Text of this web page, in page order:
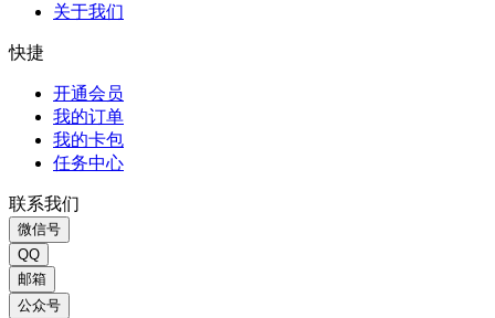
关于我们
快捷
开通会员
我的订单
我的卡包
任务中心
联系我们
微信号
QQ
邮箱
公众号